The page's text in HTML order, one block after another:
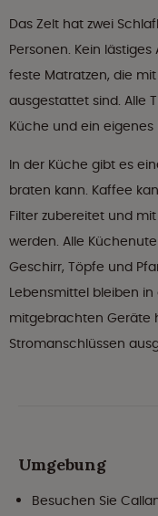
Das Zelt hat zwei
Personen. Kein
feste Matratzen, die
ausgestattet sind. Alle
Küche und ein
In der Küche gibt es
braten kann. Kaffee
Filter zubereitet und
werden. Alle
Geschirr, Töpfe und
Lebensmittel bleiben in
mitgebrachten Geräte
Stromanschlüssen
Umgebung
Besuchen Sie